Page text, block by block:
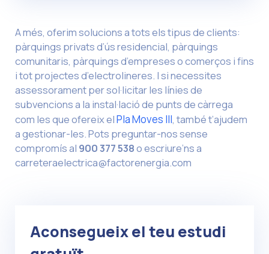
A més, oferim solucions a tots els tipus de clients:
pàrquings privats d’ús residencial, pàrquings
comunitaris, pàrquings d’empreses o comerços i fins
i tot projectes d’electrolineres. I si necessites
assessorament per sol·licitar les línies de
subvencions a la instal·lació de punts de càrrega
com les que ofereix elPla Moves III, també t’ajudem
a gestionar-les. Pots preguntar-nos sense
compromís al 900 377 538o escriure’ns a
carreteraelectrica@factorenergia.com
Aconsegueix el teu estudi